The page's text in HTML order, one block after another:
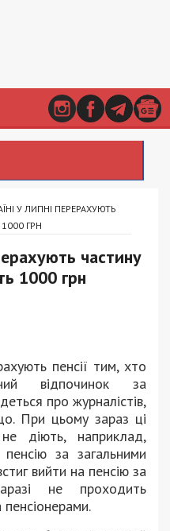
У ЛИПНІ ПЕРЕРАХУЮТЬ
ГРН
частину
1000 грн
пенсії тим, хто
відпочинок за
про журналістів,
При цьому зараз ці
діють, наприклад,
за загальними
вийти на пенсію за
не проходить
пенсіонерами.